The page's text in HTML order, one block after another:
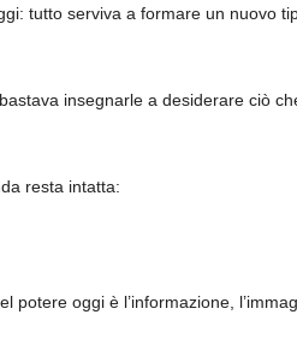
tutto serviva a formare un nuovo
insegnarle a desiderare ciò
resta intatta:
oggi è l’informazione,